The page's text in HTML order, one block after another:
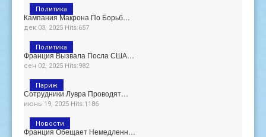
Кампания Макрона По Борьб…
дек 03, 2025 Hits:657
Политика
Франция Вызвала Посла США…
сен 02, 2025 Hits:982
Политика
Сотрудники Лувра Проводят…
июнь 19, 2025 Hits:1186
Париж
Франция Обещает Немедленн…
Новости